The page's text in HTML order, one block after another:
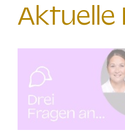
Aktuelle